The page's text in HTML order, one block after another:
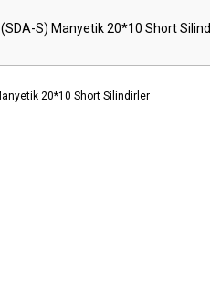
(SDA-S) Manyetik 20*10 Short